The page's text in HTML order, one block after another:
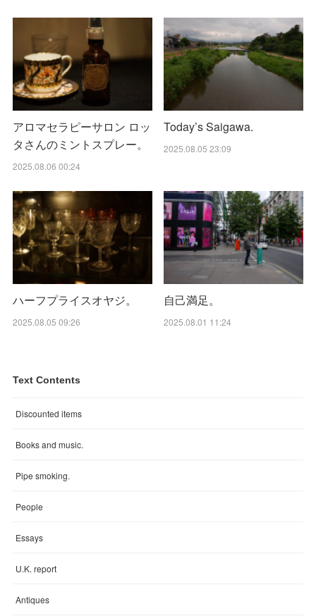
アロマセラピーサロン ロッ
タさんのミントスプレー。
2025.08.06 00:24
Today’s Saigawa.
2025.08.05 23:09
ハーフプライスオヤジ。
2025.08.05 09:26
自己満足。
2025.08.01 11:24
Text Contents
Discounted items
Books and music.
Pipe smoking.
People
Essays
U.K. report
Antiques